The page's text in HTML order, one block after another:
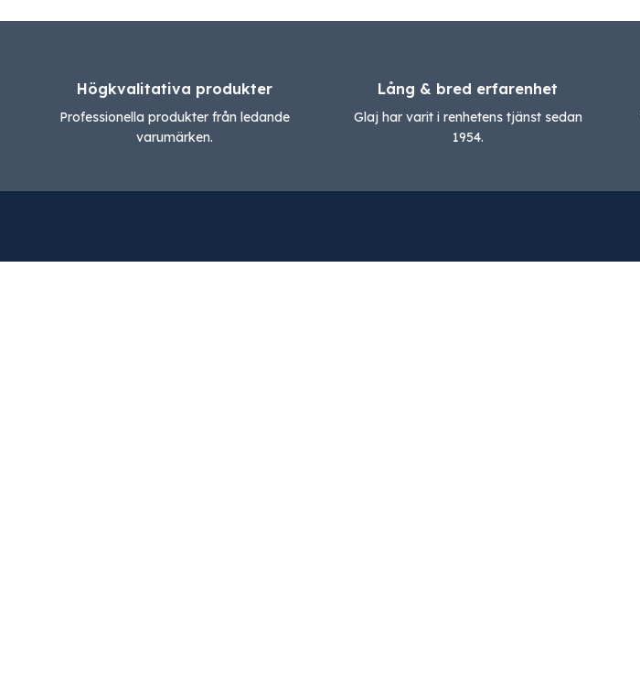
Högkvalitativa produkter
Professionella produkter från ledande
varumärken.
Lång & bred erfarenhet
Glaj har varit i renhetens tjänst sedan
1954.